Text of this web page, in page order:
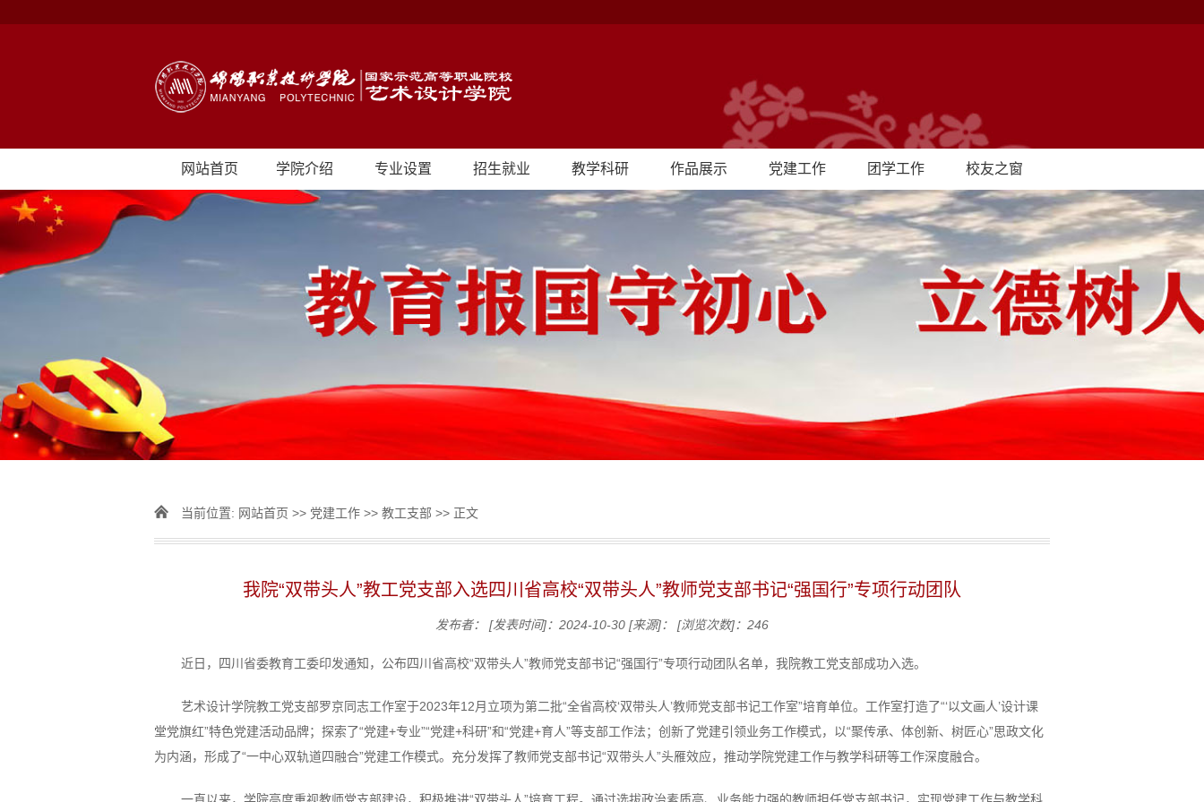
网站首页 学院介绍 专业设置 招生就业 教学科研 作品展示 党建工作 团学工作 校友之窗
当前位置: 网站首页 >> 党建工作 >> 教工支部 >> 正文
我院“双带头人”教工党支部入选四川省高校“双带头人”教师党支部书记“强国行”专项行动团队
发布者： [发表时间]：2024-10-30 [来源]： [浏览次数]： 246
近日，四川省委教育工委印发通知，公布四川省高校“双带头人”教师党支部书记“强国行”专项行动团队名单，我院教工党支部成功入选。
艺术设计学院教工党支部罗京同志工作室于2023年12月立项为第二批“全省高校‘双带头人’教师党支部书记工作室”培育单位。工作室打造了“‘以文画人’设计课
堂党旗红”特色党建活动品牌；探索了“党建+专业”“党建+科研”和“党建+育人”等支部工作法；创新了党建引领业务工作模式，以“聚传承、体创新、树匠心”思政文化
为内涵，形成了“一中心双轨道四融合”党建工作模式。充分发挥了教师党支部书记“双带头人”头雁效应，推动学院党建工作与教学科研等工作深度融合。